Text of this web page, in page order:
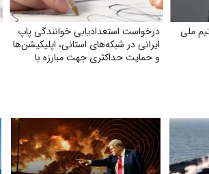
ملی
درخواست استعدادیابی خوانندگی پاپ
ایرانی در شبکه‌های استانی، اپلیکیشن‌ها
و حمایت حداکثری جهت مبارزه با